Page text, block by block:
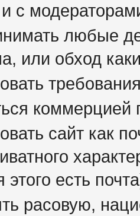
с
любые
или обход
коммерцией
сайт как
этого есть
расовую,